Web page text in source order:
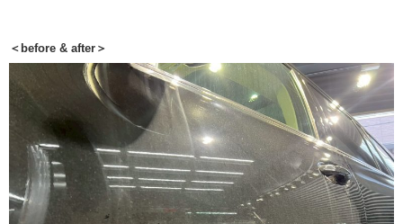
＜before & after＞